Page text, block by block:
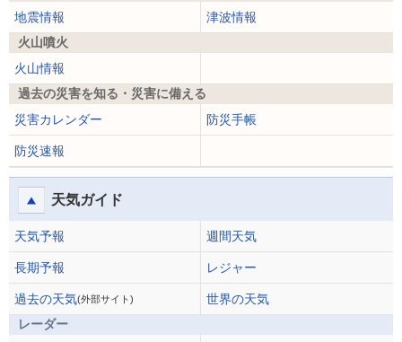
地震情報
津波情報
火山噴火
火山情報
過去の災害を知る・災害に備える
災害カレンダー
防災手帳
防災速報
天気ガイド
天気予報 週間天気
長期予報 レジャー
過去の天気(外部サイト)
世界の天気
レーダー